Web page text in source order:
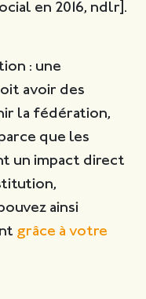
en 2016, ndlr].
: une
avoir des
la fédération,
que les
un impact direct
ainsi
grâce à votre